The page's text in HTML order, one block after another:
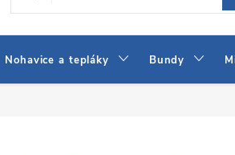
Nohavice a tepláky Bundy